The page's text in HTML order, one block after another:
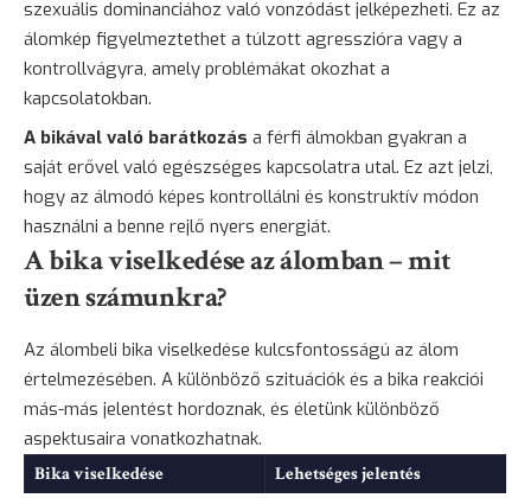
szexuális dominanciához való vonzódást jelképezheti. Ez az
álomkép figyelmeztethet a túlzott agresszióra vagy a
kontrollvágyra, amely problémákat okozhat a
kapcsolatokban.
A bikával való barátkozás a férfi álmokban gyakran a
saját erővel való egészséges kapcsolatra utal. Ez azt jelzi,
hogy az álmodó képes kontrollálni és konstruktív módon
használni a benne rejlő nyers energiát.
A bika viselkedése az álomban – mit
üzen számunkra?
Az álombeli bika viselkedése kulcsfontosságú az álom
értelmezésében. A különböző szituációk és a bika reakciói
más-más jelentést hordoznak, és életünk különböző
aspektusaira vonatkozhatnak.
Bika viselkedése Lehetséges jelentés